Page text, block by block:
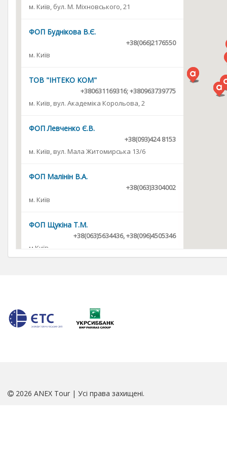
м. Київ, бул. М. Міхновського, 21
ФОП Буднікова В.Є.
+38(066)2176550
м. Київ
ТОВ "ІНТЕКО КОМ"
+380631169316; +380963739775
м. Київ, вул. Академіка Корольова, 2
ФОП Левченко Є.В.
+38(093)424 8153
м. Київ, вул. Мала Житомирська 13/6
ФОП Малінін В.А.
+38(063)3304002
м. Київ
ФОП Щукіна Т.М.
+38(063)5634436, +38(096)4505346
м.Київ
ФОП Драбина В.Г.
м. Київ, вул. Еспланадна, 32, оф. 1
2026 ANEX Tour | Усі права захищені.